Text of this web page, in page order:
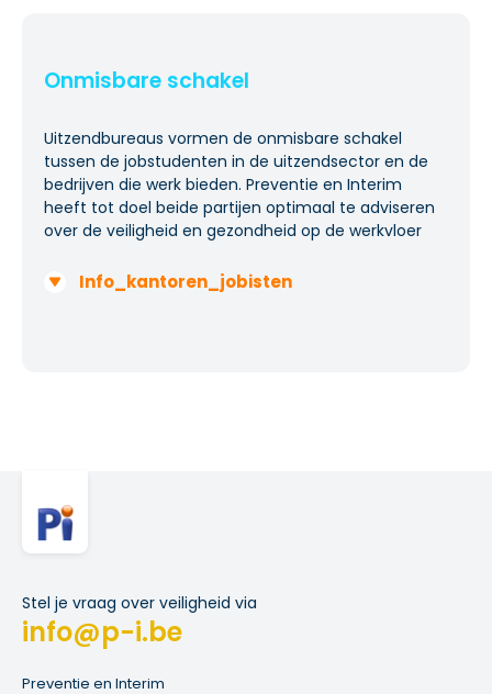
Onmisbare schakel
Uitzendbureaus vormen de onmisbare schakel
tussen de jobstudenten in de uitzendsector en de
bedrijven die werk bieden. Preventie en Interim
heeft tot doel beide partijen optimaal te adviseren
over de veiligheid en gezondheid op de werkvloer
Info_kantoren_jobisten
Stel je vraag over veiligheid via
info@p-i.be
Preventie en Interim